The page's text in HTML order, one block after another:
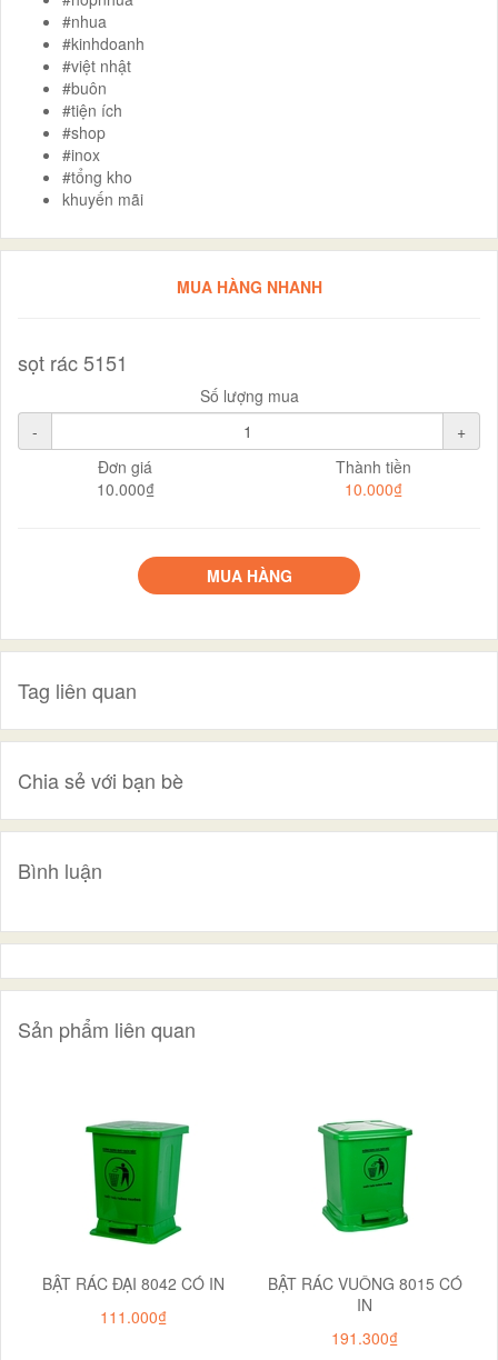
#nhua
#kinhdoanh
#việt nhật
#buôn
#tiện ích
#shop
#inox
#tổng kho
khuyến mãi
MUA HÀNG NHANH
sọt rác 5151
Số lượng mua
-
+
Đơn giá
10.000₫
Thành tiền
10.000₫
MUA HÀNG
Tag liên quan
Chia sẻ với bạn bè
Bình luận
Sản phẩm liên quan
BẬT RÁC ĐẠI 8042 CÓ IN
111.000₫
BẬT RÁC VUÔNG 8015 CÓ
IN
191.300₫